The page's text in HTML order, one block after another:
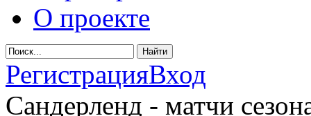
О проекте
РегистрацияВход
Сандерленд - матчи